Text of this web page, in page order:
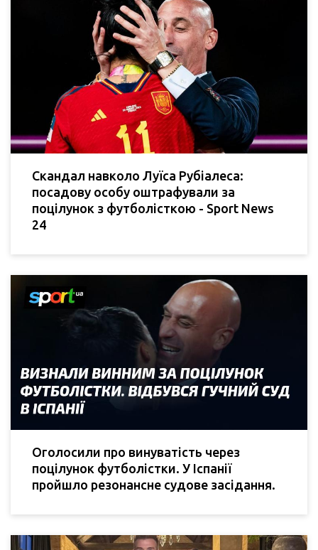
Скандал навколо Луїса Рубіалеса:
посадову особу оштрафували за
поцілунок з футболісткою - Sport News
24
Оголосили про винуватість через
поцілунок футболістки. У Іспанії
пройшло резонансне судове засідання.